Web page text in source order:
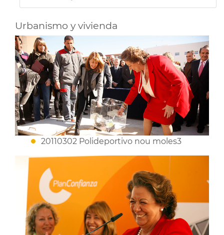
Urbanismo y vivienda
20110302 Polideportivo nou moles3